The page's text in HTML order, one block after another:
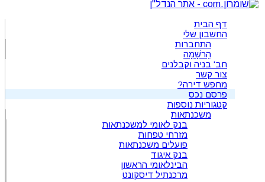
דף הבית
החשבון שלי
התחברות
הַרשָׁמָה
חב' בניה וקבלנים
צור קשר
מחפש דירה?
פרסם נכס
קטגוריות נוספות
משכנתאות
בנק לאומי למשכנתאות
מזרחי טפחות
פועלים משכנתאות
בנק איגוד
הבינלאומי הראשון
מרכנתיל דיסקונט